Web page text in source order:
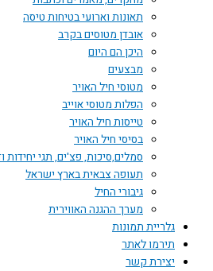
תאונות וארועי בטיחות טיסה
אובדן מטוסים בקרב
היכן הם היום
מבצעים
מטוסי חיל האויר
הפלות מטוסי אוייב
טייסות חיל האויר
בסיסי חיל האויר
סמלים,סיכות, פצ'ים, תגי יחידות
תעופה צבאית בארץ ישראל
גיבורי החיל
מערך ההגנה האווירית
גלריית תמונות
תירמו לאתר
יצירת קשר